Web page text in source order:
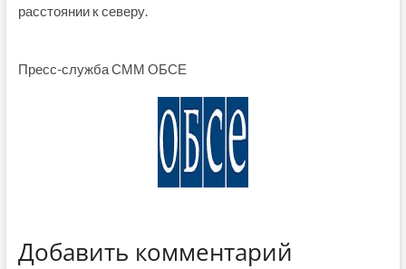
расстоянии к северу.
Пресс-служба СММ ОБСЕ
Добавить комментарий